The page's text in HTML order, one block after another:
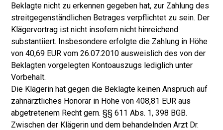
Beklagte nicht zu erkennen gegeben hat, zur Zahlung des
streitgegenständlichen Betrages verpflichtet zu sein. Der
Klägervortrag ist nicht insofern nicht hinreichend
substantiiert. Insbesondere erfolgte die Zahlung in Höhe
von 40,69 EUR vom 26.07.2010 ausweislich des von der
Beklagten vorgelegten Kontoauszugs lediglich unter
Vorbehalt.
Die Klägerin hat gegen die Beklagte keinen Anspruch auf
zahnärztliches Honorar in Höhe von 408,81 EUR aus
abgetretenem Recht gern. §§ 611 Abs. 1, 398 BGB.
Zwischen der Klägerin und dem behandelnden Arzt Dr.